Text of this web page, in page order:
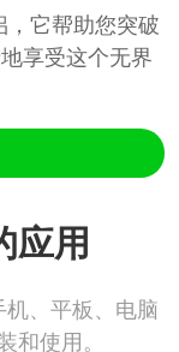
它帮助您突破
享受这个无界
应用
、平板、电脑
使用。